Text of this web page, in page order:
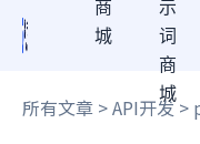
商
城
示
词
商
城
所有文章 >API开发>